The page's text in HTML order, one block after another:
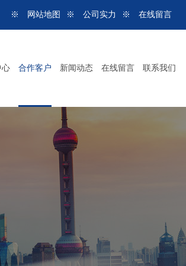
※ 网站地图 ※ 公司实力 ※ 在线留言
心 合作客户 新闻动态 在线留言 联系我们